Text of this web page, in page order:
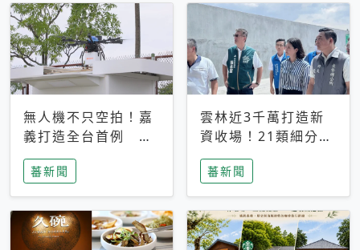
無人機不只空拍！嘉
義打造全台首例 無
人機物流狂飛1100公
里拚商轉
蕃新聞
雲林近3千萬打造新
資收場！21類細分類
清潔隊更安全
蕃新聞